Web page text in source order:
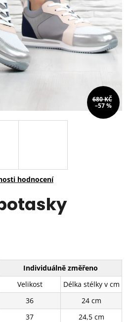
hodnocení
Individuálně změřeno
Velikost
Délka stélky v cm
36
24 cm
37
24,5 cm
680 KČ
–57 %